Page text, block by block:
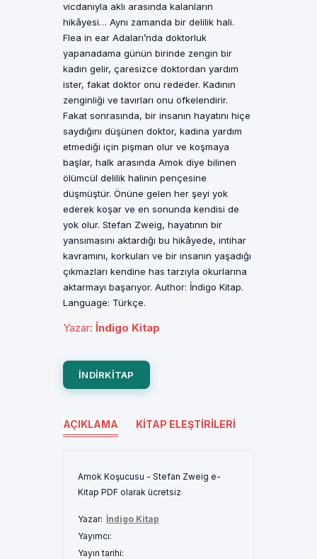
vicdanıyla aklı arasında kalanların
hikâyesi… Aynı zamanda bir delilik hali.
Flea in ear Adaları’nda doktorluk
yapanadama günün birinde zengin bir
kadın gelir, çaresizce doktordan yardım
ister, fakat doktor onu rededer. Kadının
zenginliği ve tavırları onu öfkelendirir.
Fakat sonrasında, bir insanın hayatını hiçe
saydığını düşünen doktor, kadına yardım
etmediği için pişman olur ve koşmaya
başlar, halk arasında Amok diye bilinen
ölümcül delilik halinin pençesine
düşmüştür. Önüne gelen her şeyi yok
ederek koşar ve en sonunda kendisi de
yok olur. Stefan Zweig, hayatının bir
yansımasını aktardığı bu hikâyede, intihar
kavramını, korkuları ve bir insanın yaşadığı
çıkmazları kendine has tarzıyla okurlarına
aktarmayı başarıyor. Author: İndigo Kitap.
Language: Türkçe.
Yazar: İndigo Kitap
INDIRKITAP
AÇIKLAMA KITAP ELEŞTIRILERI
Amok Koşucusu - Stefan Zweig e-
Kitap PDF olarak ücretsiz
Yazar: İndigo Kitap
Yayımcı:
Yayın tarihi: